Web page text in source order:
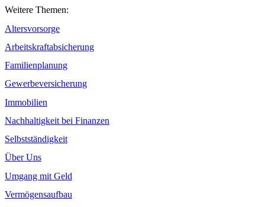
Weitere Themen:
Altersvorsorge
Arbeitskraftabsicherung
Familienplanung
Gewerbeversicherung
Immobilien
Nachhaltigkeit bei Finanzen
Selbstständigkeit
Über Uns
Umgang mit Geld
Vermögensaufbau